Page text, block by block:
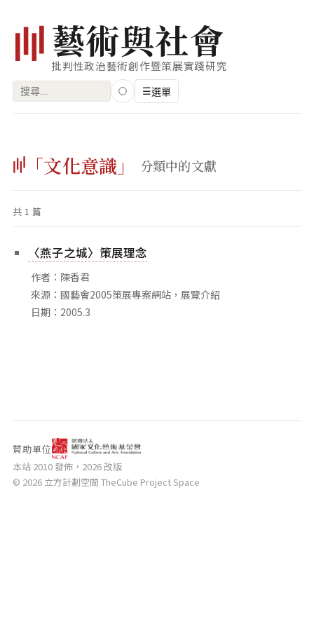
藝術與社會
批判性政治藝術創作暨策展實踐研究
搜
字:
☰選單
藝術家
創作類型
專題
關鍵字
標籤雲
相關網站
出版品
「文化意識」 分類中的文獻
共 1 篇
〈燕子之城〉策展理念
作者：陳香君
來源：國藝會2005策展專案網站，展覽介紹
日期：2005.3
贊助單位
本站 2010 發佈，2026 改版
© 2026 立方計劃空間 TheCube Project Space